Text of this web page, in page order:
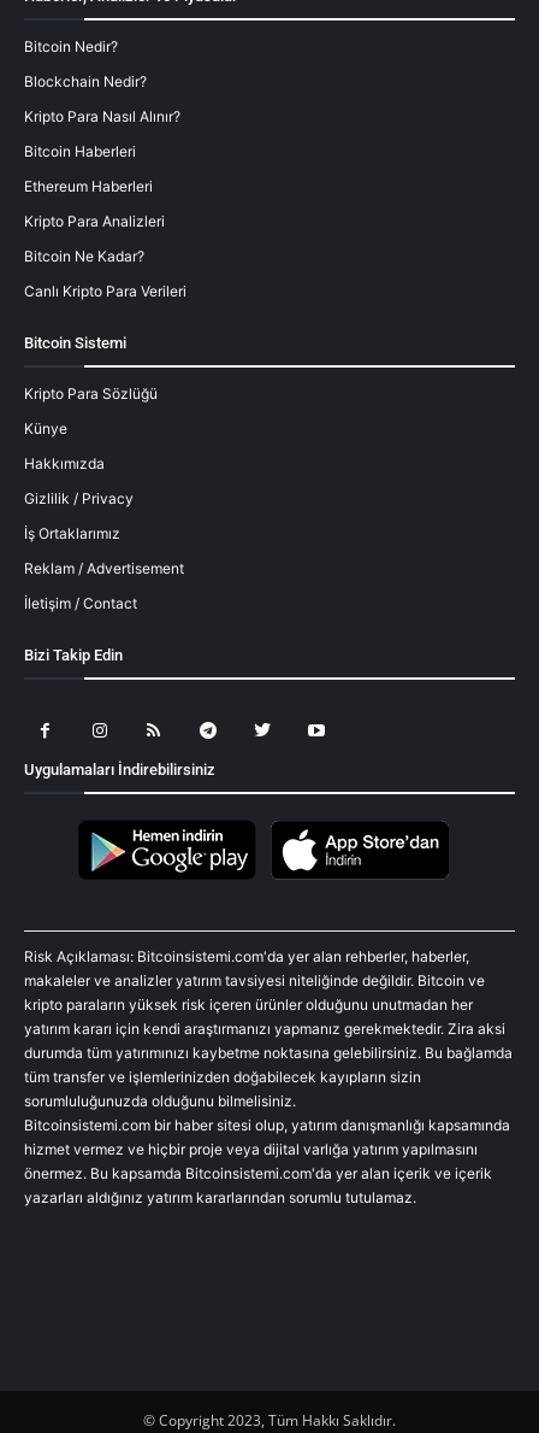
Bitcoin Nedir?
Blockchain Nedir?
Kripto Para Nasıl Alınır?
Bitcoin Haberleri
Ethereum Haberleri
Kripto Para Analizleri
Bitcoin Ne Kadar?
Canlı Kripto Para Verileri
Bitcoin Sistemi
Kripto Para Sözlüğü
Künye
Hakkımızda
Gizlilik / Privacy
İş Ortaklarımız
Reklam / Advertisement
İletişim / Contact
Bizi Takip Edin
Uygulamaları İndirebilirsiniz
Risk Açıklaması: Bitcoinsistemi.com'da yer alan rehberler, haberler,
makaleler ve analizler yatırım tavsiyesi niteliğinde değildir. Bitcoin ve
kripto paraların yüksek risk içeren ürünler olduğunu unutmadan her
yatırım kararı için kendi araştırmanızı yapmanız gerekmektedir. Zira aksi
durumda tüm yatırımınızı kaybetme noktasına gelebilirsiniz. Bu bağlamda
tüm transfer ve işlemlerinizden doğabilecek kayıpların sizin
sorumluluğunuzda olduğunu bilmelisiniz.
Bitcoinsistemi.com bir haber sitesi olup, yatırım danışmanlığı kapsamında
hizmet vermez ve hiçbir proje veya dijital varlığa yatırım yapılmasını
önermez. Bu kapsamda Bitcoinsistemi.com'da yer alan içerik ve içerik
yazarları aldığınız yatırım kararlarından sorumlu tutulamaz.
© Copyright 2023, Tüm Hakkı Saklıdır.